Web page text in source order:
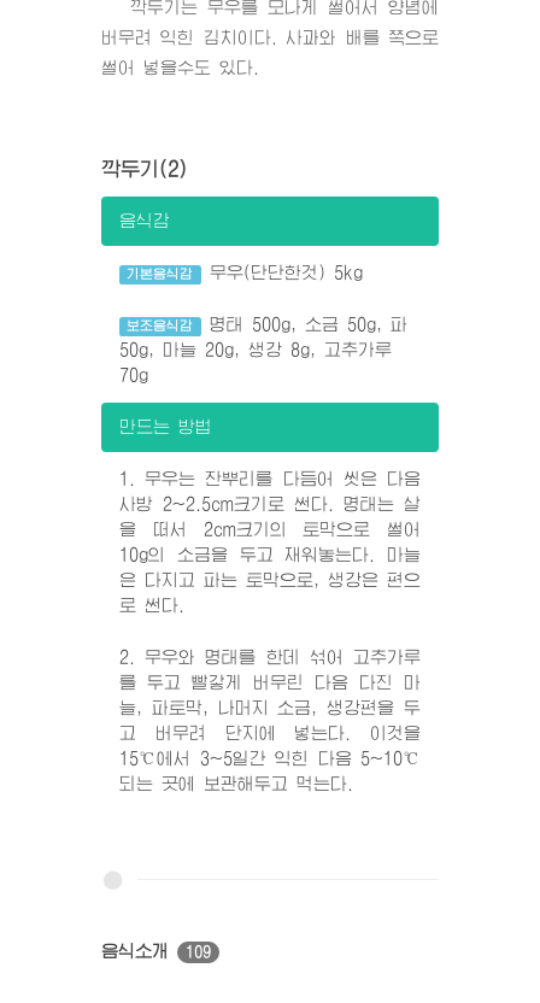
깍두기는 무우를 모나게 썰어서 양념에
버무려 익힌 김치이다. 사과와 배를 쪽으로
썰어 넣을수도 있다.
깍두기(2)
음식감
기본음식감 무우(단단한것) 5kg
보조음식감
명태 500g, 소금 50g, 파
50g, 마늘 20g, 생강 8g, 고추가루
70g
만드는 방법
1. 무우는 잔뿌리를 다듬어 씻은 다음
사방 2~2.5cm크기로 썬다. 명태는 살
을 떠서 2cm크기의 토막으로 썰어
10g의 소금을 두고 재워놓는다. 마늘
은 다지고 파는 토막으로, 생강은 편으
로 썬다.
2. 무우와 명태를 한데 섞어 고추가루
를 두고 빨갛게 버무린 다음 다진 마
늘, 파토막, 나머지 소금, 생강편을 두
고 버무려 단지에 넣는다. 이것을
15℃에서 3~5일간 익힌 다음 5~10℃
되는 곳에 보관해두고 먹는다.
음식소개 109